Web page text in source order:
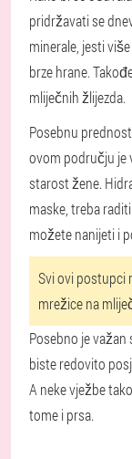
pridržavati se
minerale, jesti
brze hrane.
mliječnih žlijezda.
Posebnu
ovom području je
starost žene.
maske, treba
možete nanijeti i
Svi ovi postupci
mrežice na
Posebno je
biste redovito
A neke vježbe
tome i prsa.